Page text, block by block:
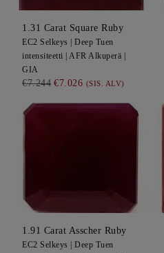
1.31 Carat Square Ruby
EC2 Selkeys | Deep Tuen
intensiteetti | AFR Alkuperä |
GIA
€7.244 €7.026 (SIS. ALV)
1.91 Carat Asscher Ruby
EC2 Selkeys | Deep Tuen